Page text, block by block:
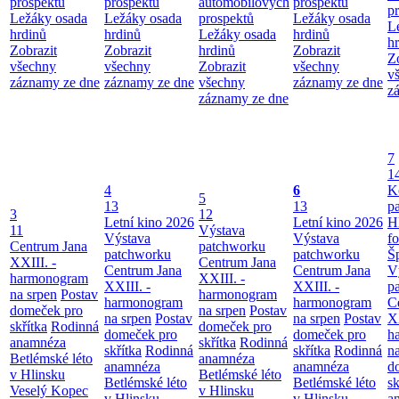
Ležáky osada
hrdinů
Zobrazit
všechny
záznamy ze dne
Ležáky osada
hrdinů
Zobrazit
všechny
záznamy ze dne
prospektů
Ležáky osada
hrdinů
Zobrazit
všechny
záznamy ze dne
Ležáky osada
hrdinů
Zobrazit
všechny
záznamy ze dne
3
11
Centrum Jana
XXIII. -
harmonogram
na srpen Postav
domeček pro
skřítka Rodinná
anamnéza
Betlémské léto
v Hlinsku
Veselý Kopec
4
13
Letní kino 2026
Výstava
patchworku
Centrum Jana
XXIII. -
harmonogram
na srpen Postav
domeček pro
skřítka Rodinná
anamnéza
Betlémské léto
5
12
Výstava
patchworku
Centrum Jana
XXIII. -
harmonogram
na srpen Postav
domeček pro
skřítka Rodinná
anamnéza
Betlémské léto
v Hlinsku
6
13
Letní kino 2026
Výstava
patchworku
Centrum Jana
XXIII. -
harmonogram
na srpen Postav
domeček pro
skřítka Rodinná
anamnéza
Betlémské léto
7